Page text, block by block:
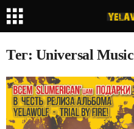
Тег: Universal Music